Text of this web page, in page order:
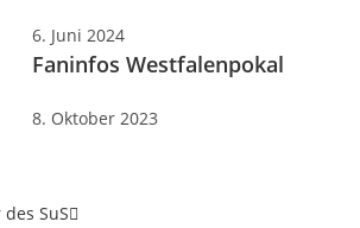
6. Juni 2024
Faninfos Westfalenpokal
8. Oktober 2023
SuS